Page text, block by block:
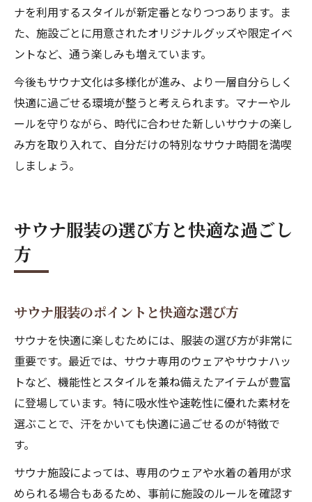
ナを利用するスタイルが新定番となりつつあります。ま
た、施設ごとに用意されたオリジナルグッズや限定イベ
ントなど、通う楽しみも増えています。
今後もサウナ文化は多様化が進み、より一層自分らしく
快適に過ごせる環境が整うと考えられます。マナーやル
ールを守りながら、時代に合わせた新しいサウナの楽し
み方を取り入れて、自分だけの特別なサウナ時間を満喫
しましょう。
サウナ服装の選び方と快適な過ごし
方
サウナ服装のポイントと快適な選び方
サウナを快適に楽しむためには、服装の選び方が非常に
重要です。最近では、サウナ専用のウェアやサウナハッ
トなど、機能性とスタイルを兼ね備えたアイテムが豊富
に登場しています。特に吸水性や速乾性に優れた素材を
選ぶことで、汗をかいても快適に過ごせるのが特徴で
す。
サウナ施設によっては、専用のウェアや水着の着用が求
められる場合もあるため、事前に施設のルールを確認す